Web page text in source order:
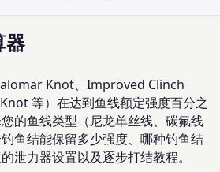
器
Knot、Improved Clinch
等）在达到鱼线额定强度百分之
的鱼线类型（尼龙单丝线、碳氟线
鱼结能保留多少强度、哪种钓鱼结
泄力器设置以及逐步打结教程。